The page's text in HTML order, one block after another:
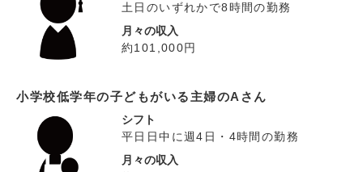
土日のいずれかで8時間の勤務
月々の収入
約101,000円
小学校低学年の子どもがいる主婦のAさん
シフト
平日日中に週4日・4時間の勤務
月々の収入